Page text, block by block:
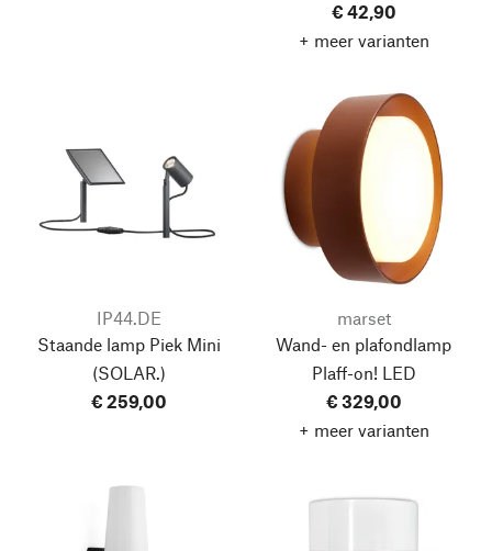
€ 42,90
+ meer varianten
IP44.DE
Staande lamp Piek Mini
(SOLAR.)
€ 259,00
marset
Wand- en plafondlamp
Plaff-on! LED
€ 329,00
+ meer varianten